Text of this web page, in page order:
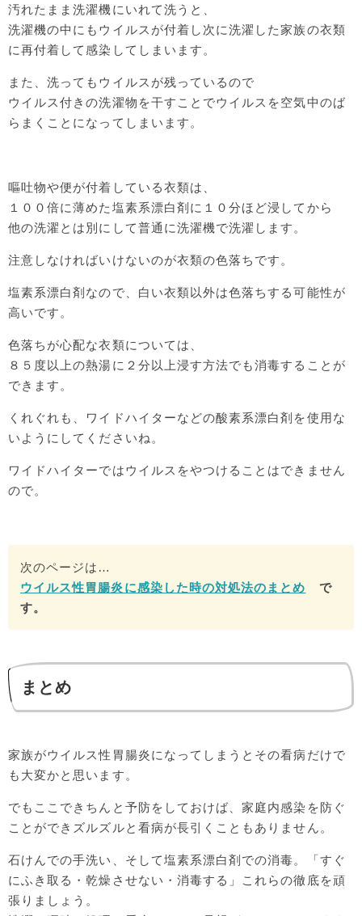
汚れたまま洗濯機にいれて洗うと、
洗濯機の中にもウイルスが付着し次に洗濯した家族の衣類
に再付着して感染してしまいます。
また、洗ってもウイルスが残っているので
ウイルス付きの洗濯物を干すことでウイルスを空気中のば
らまくことになってしまいます。
嘔吐物や便が付着している衣類は、
１００倍に薄めた塩素系漂白剤に１０分ほど浸してから
他の洗濯とは別にして普通に洗濯機で洗濯します。
注意しなければいけないのが衣類の色落ちです。
塩素系漂白剤なので、白い衣類以外は色落ちする可能性が
高いです。
色落ちが心配な衣類については、
８５度以上の熱湯に２分以上浸す方法でも消毒することが
できます。
くれぐれも、ワイドハイターなどの酸素系漂白剤を使用な
いようにしてくださいね。
ワイドハイターではウイルスをやつけることはできません
ので。
次のページは…
ウイルス性胃腸炎に感染した時の対処法のまとめ で
す。
まとめ
家族がウイルス性胃腸炎になってしまうとその看病だけで
も大変かと思います。
でもここできちんと予防をしておけば、家庭内感染を防ぐ
ことができズルズルと看病が長引くこともありません。
石けんでの手洗い、そして塩素系漂白剤での消毒。「すぐ
にふき取る・乾燥させない・消毒する」これらの徹底を頑
張りましょう。